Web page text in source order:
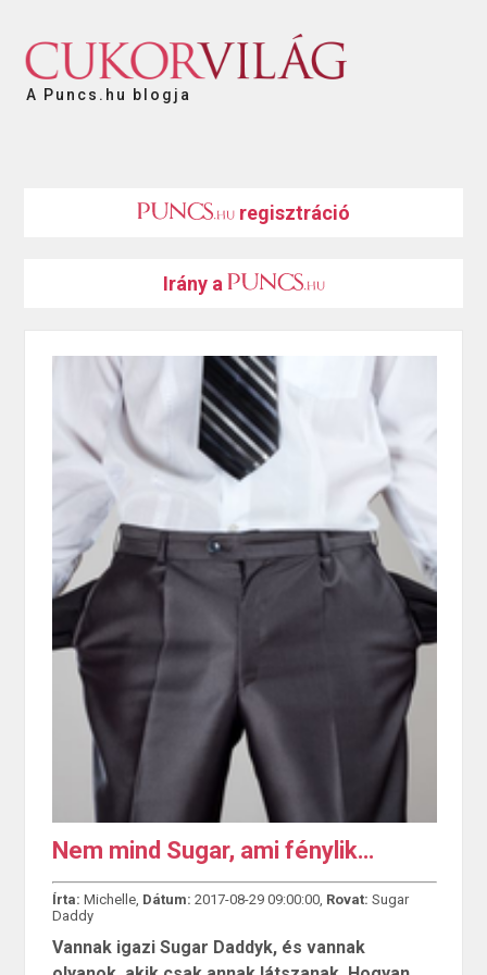
A Puncs.hu blogja
regisztráció
Irány a
Nem mind Sugar, ami fénylik…
Írta: Michelle, Dátum: 2017-08-29 09:00:00, Rovat: Sugar
Daddy
Vannak igazi Sugar Daddyk, és vannak